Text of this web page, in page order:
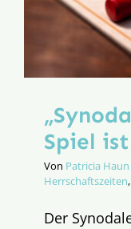
Spiel
Von Patricia Haun
Herrschaftszeiten,
Der